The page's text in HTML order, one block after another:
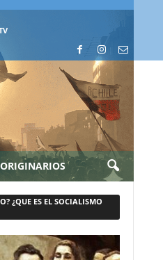
¿QUE ES EL SOCIALISMO